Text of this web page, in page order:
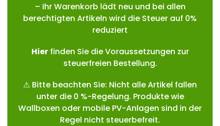
– Ihr Warenkorb lädt neu und bei allen
berechtigten Artikeln wird die Steuer auf 0%
reduziert
Hierfinden Sie die Voraussetzungen zur
steuerfreien Bestellung.
⚠ Bitte beachten Sie: Nicht alle Artikel fallen
unter die 0 %-Regelung. Produkte wie
Wallboxen oder mobile PV-Anlagen sind in der
Regel nicht steuerbefreit.